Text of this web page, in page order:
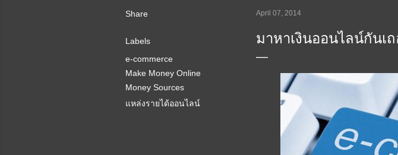
Share
Labels
e-commerce
Make Money Online
Money Sources
แหล่งรายได้ออนไลน์
April 07, 2014
มาหาเงินออนไลน์กันเ